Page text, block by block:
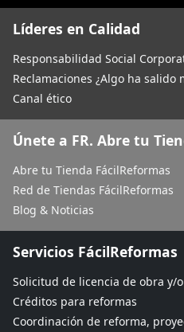
Líderes en Calidad
Responsabilidad Social
Reclamaciones ¿Algo ha salido
Canal ético
Únete a FR. Abre tu
Abre tu Tienda FácilReformas
Red de Tiendas FácilReformas
Blog & Noticias
Servicios FácilReformas
Solicitud de licencia de obra y/
Créditos para reformas
Coordinación de reforma,